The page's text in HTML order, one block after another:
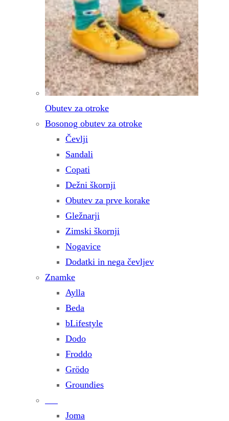
Obutev za otroke
Bosonog obutev za otroke
Čevlji
Sandali
Copati
Dežni škornji
Obutev za prve korake
Gležnarji
Zimski škornji
Nogavice
Dodatki in nega čevljev
Znamke
Aylla
Beda
bLifestyle
Dodo
Froddo
Grödo
Groundies
Joma